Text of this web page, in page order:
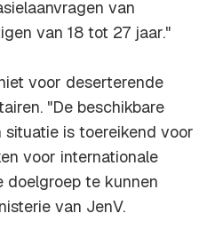
van
van 18 tot 27 jaar."
voor deserterende
"De beschikbare
situatie is toereikend voor
voor internationale
doelgroep te kunnen
van JenV.